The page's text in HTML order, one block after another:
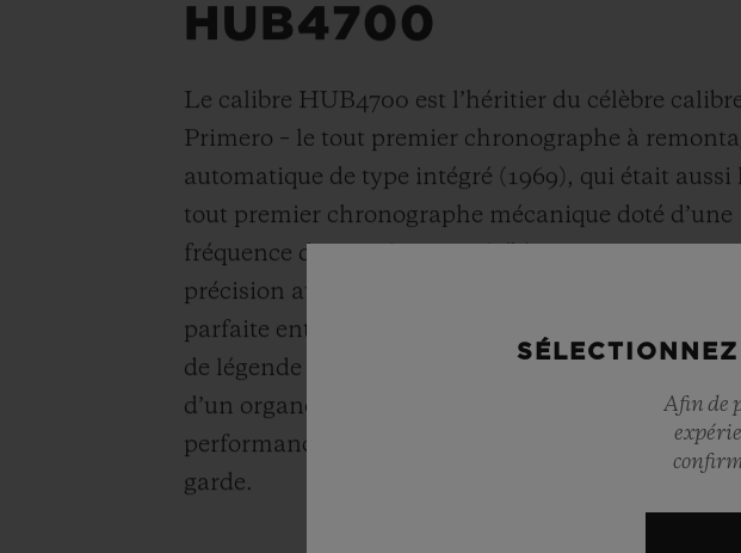
HUB4700
Le calibre HUB4700 est l’héritier du célèbre
Primero – le tout premier chronographe à
automatique de type intégré (1969), qui était aussi
tout premier chronographe mécanique doté d’une
fréquence de 5 Hz (
précision au 1/10
parfaite entre tradition et innovation, ce
de légende entièrement squeletté est doté
d’un organe réglant en silicium assurant des
performances, une précision et une fiabilité
garde.
Afin de